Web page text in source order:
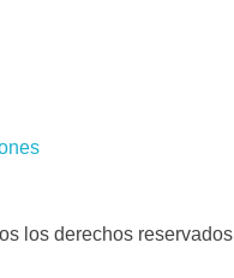
los derechos reservados